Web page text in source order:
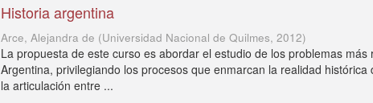
Historia argentina
Arce, Alejandra de (Universidad Nacional de Quilmes,2012)
La propuesta de este curso es abordar el estudio de los problemas más
Argentina, privilegiando los procesos que enmarcan la realidad
la articulación entre ...